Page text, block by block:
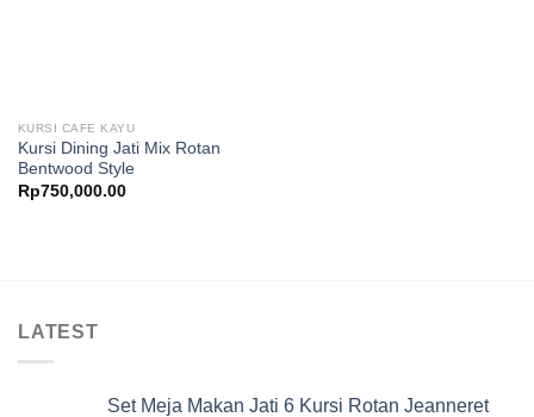
KURSI CAFE KAYU
Kursi Dining Jati Mix Rotan
Bentwood Style
Rp750,000.00
LATEST
Set Meja Makan Jati 6 Kursi Rotan Jeanneret